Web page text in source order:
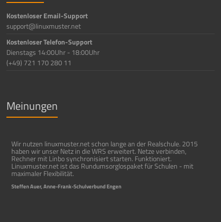
Kostenloser Email-Support
support@linuxmuster.net
Kostenloser Telefon-Support
Dienstags 14:00Uhr - 18:00Uhr
(+49) 721 170 280 11
Meinungen
Wir nutzen linuxmuster.net schon lange an der Realschule. 2015
haben wir unser Netz in die WRS erweitert. Netze verbinden,
Rechner mit Linbo synchronisiert starten. Funktioniert.
Linuxmuster.net ist das Rundumsorglospaket für Schulen - mit
maximaler Flexibilität.
Steffen Auer, Anne-Frank-Schulverbund Engen